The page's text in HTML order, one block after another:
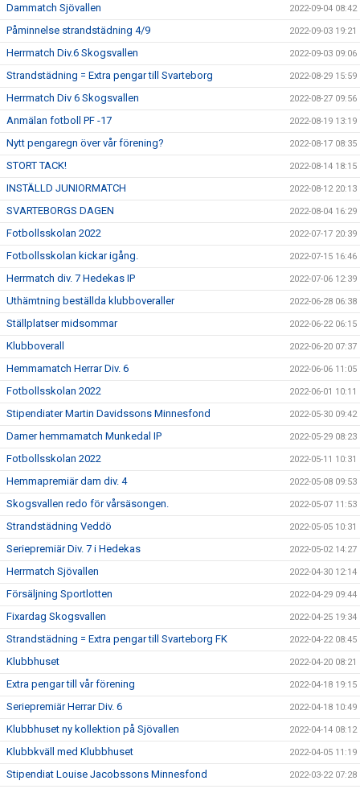
Dammatch Sjövallen 2022-09-04 08:42
Påminnelse strandstädning 4/9 2022-09-03 19:21
Herrmatch Div.6 Skogsvallen 2022-09-03 09:06
Strandstädning = Extra pengar till Svarteborg 2022-08-29 15:59
Herrmatch Div 6 Skogsvallen 2022-08-27 09:56
Anmälan fotboll PF -17 2022-08-19 13:19
Nytt pengaregn över vår förening? 2022-08-17 08:35
STORT TACK! 2022-08-14 18:15
INSTÄLLD JUNIORMATCH 2022-08-12 20:13
SVARTEBORGS DAGEN 2022-08-04 16:29
Fotbollsskolan 2022 2022-07-17 20:39
Fotbollsskolan kickar igång. 2022-07-15 16:46
Herrmatch div. 7 Hedekas IP 2022-07-06 12:39
Uthämtning beställda klubboveraller 2022-06-28 06:38
Ställplatser midsommar 2022-06-22 06:15
Klubboverall 2022-06-20 07:37
Hemmamatch Herrar Div. 6 2022-06-06 11:05
Fotbollsskolan 2022 2022-06-01 10:11
Stipendiater Martin Davidssons Minnesfond 2022-05-30 09:42
Damer hemmamatch Munkedal IP 2022-05-29 08:23
Fotbollsskolan 2022 2022-05-11 10:31
Hemmapremiär dam div. 4 2022-05-08 09:53
Skogsvallen redo för vårsäsongen. 2022-05-07 11:53
Strandstädning Veddö 2022-05-05 10:31
Seriepremiär Div. 7 i Hedekas 2022-05-02 14:27
Herrmatch Sjövallen 2022-04-30 12:14
Försäljning Sportlotten 2022-04-29 09:44
Fixardag Skogsvallen 2022-04-25 19:34
Strandstädning = Extra pengar till Svarteborg FK 2022-04-22 08:45
Klubbhuset 2022-04-20 08:21
Extra pengar till vår förening 2022-04-18 19:15
Seriepremiär Herrar Div. 6 2022-04-18 10:49
Klubbhuset ny kollektion på Sjövallen 2022-04-14 08:12
Klubbkväll med Klubbhuset 2022-04-05 11:19
Stipendiat Louise Jacobssons Minnesfond 2022-03-22 07:28